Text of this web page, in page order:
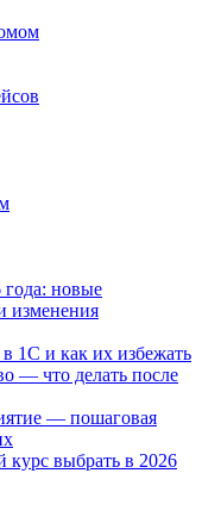
года: новые
изменения
1С и как их избежать
— что делать после
— пошаговая
курс выбрать в 2026